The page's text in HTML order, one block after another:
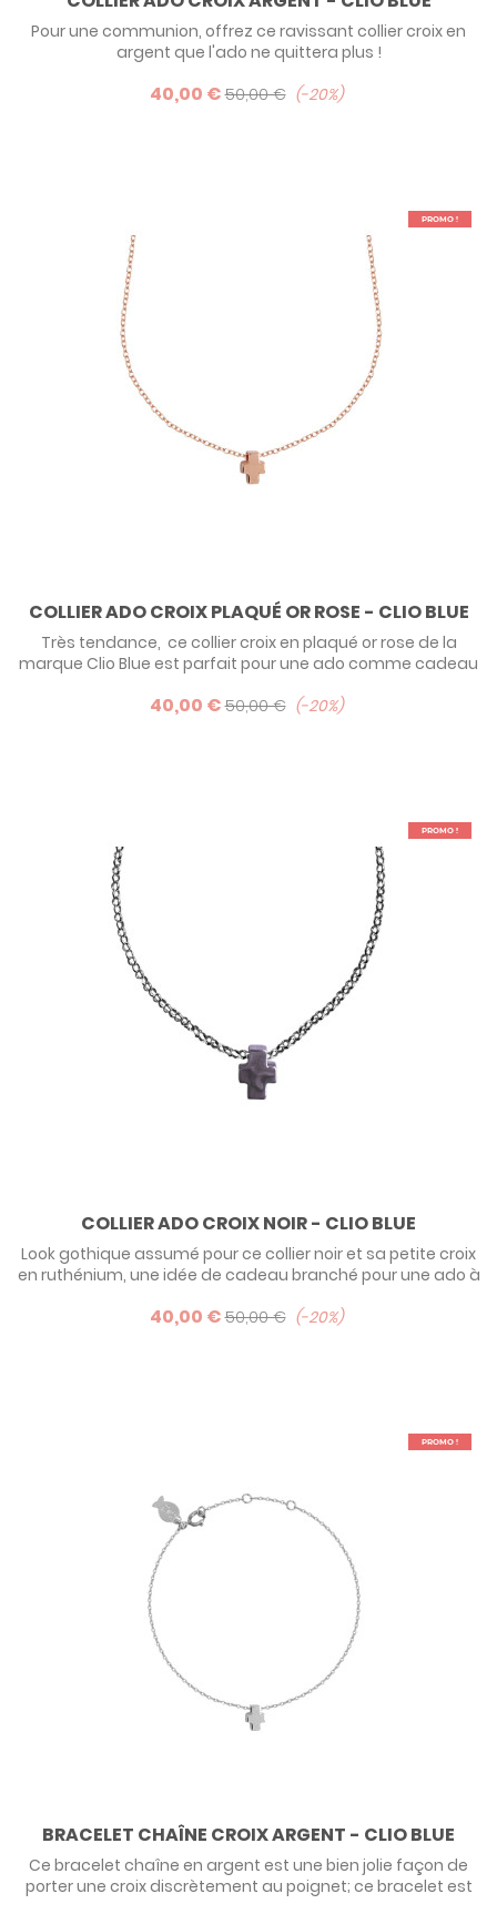
Pour une communion, offrez ce ravissant collier croix en
argent que l'ado ne quittera plus !
40,00 €50,00 € -20%
PROMO !
COLLIER ADO CROIX PLAQUÉ OR ROSE - CLIO BLUE
Très tendance, ce collier croix en plaqué or rose de la
marque Clio Blue est parfait pour une ado comme cadeau
ruthénium (traitement de surface noire).
40,00 €50,00 € -20%
PROMO !
COLLIER ADO CROIX NOIR - CLIO BLUE
Look gothique assumé pour ce collier noir et sa petite croix
en ruthénium, une idée de cadeau branché pour une ado à
sages choisirons la version argent ou plaqué or rose.
40,00 €50,00 € -20%
PROMO !
BRACELET CHAÎNE CROIX ARGENT - CLIO BLUE
Ce bracelet chaîne en argent est une bien jolie façon de
porter une croix discrètement au poignet; ce bracelet est